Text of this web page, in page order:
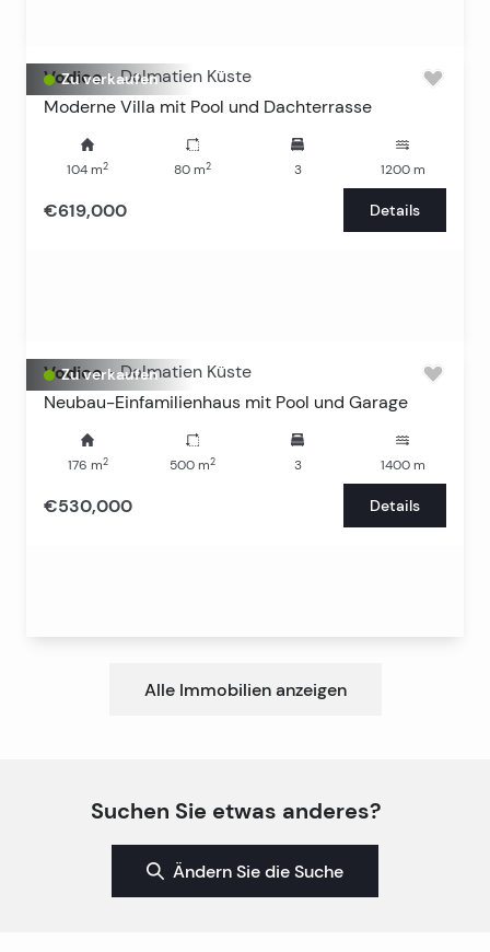
Zu verkaufen
Vodice - Dalmatien Küste
Moderne Villa mit Pool und Dachterrasse
104 m2 80 m2 3 1200m
€619,000 Details
Zu verkaufen
Vodice - Dalmatien Küste
Neubau-Einfamilienhaus mit Pool und Garage
176 m2 500 m2 3 1400m
€530,000 Details
Alle Immobilien anzeigen
Suchen Sie etwas anderes?
Ändern Sie die Suche